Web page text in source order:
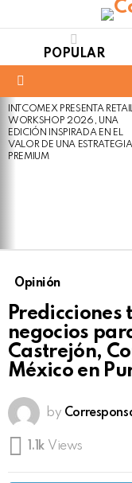
POPULAR
LATEST
STORIES
INTCOMEX PRESENTA
WORKSHOP 2026, UNA
EDICIÓN INSPIRADA EN EL
VALOR DE UNA ESTRATEGIA
PREMIUM
Opinión
Predicciones
negocios
Castrejón,
México en
by
1.1k Views